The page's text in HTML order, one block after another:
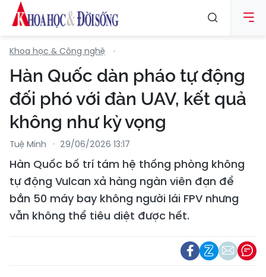
Khoa học & Công nghệ
Hàn Quốc dàn pháo tự động
đối phó với đàn UAV, kết quả
không như kỳ vọng
Tuệ Minh 29/06/2026 13:17
Hàn Quốc bố trí tám hệ thống phòng không
tự động Vulcan xả hàng ngàn viên đạn để
bắn 50 máy bay không người lái FPV nhưng
vẫn không thể tiêu diệt được hết.